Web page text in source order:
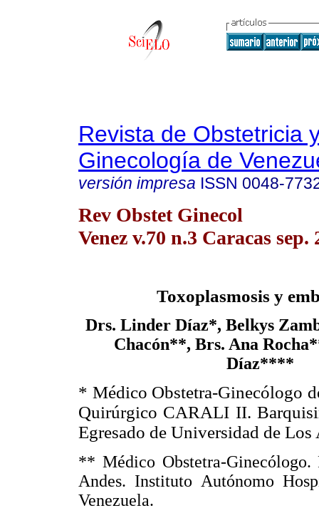
Revista de Obstetricia
Ginecología de
versión impresa ISSN 0048-
Rev Obstet Ginecol
Venez v.70 n.3 Caracas sep.
Toxoplasmosis y
Drs. Linder Díaz*, Belkys
Chacón**, Brs. Ana
Díaz****
* Médico Obstetra-Ginecólogo
Quirúrgico CARALI II.
Egresado de Universidad de Los
** Médico Obstetra-Ginecólogo.
Andes. Instituto Autónomo
Venezuela.